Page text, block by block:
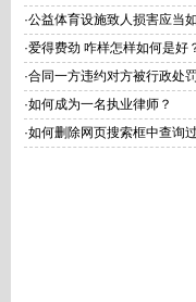
·公益体育设施致人损害应当
·爱得费劲 咋样怎样如何是好
·合同一方违约对方被行政处
·如何成为一名执业律师？
·如何删除网页搜索框中查询